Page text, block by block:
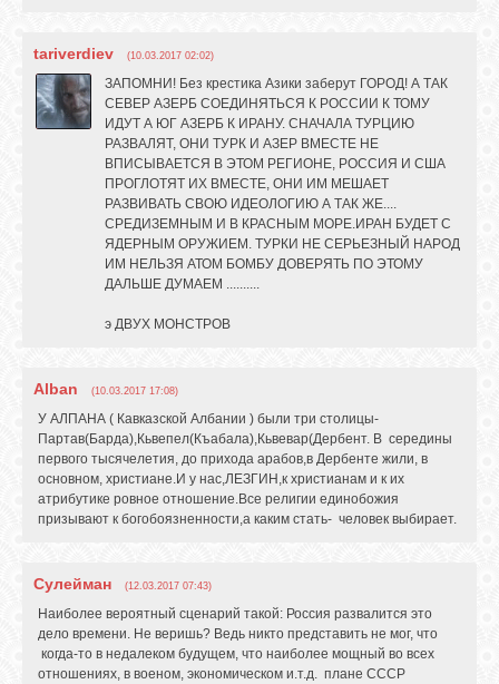
tariverdiev (10.03.2017 02:02)
ЗАПОМНИ! Без крестика Азики заберут ГОРОД! А ТАК
СЕВЕР АЗЕРБ СОЕДИНЯТЬСЯ К РОССИИ К ТОМУ
ИДУТ А ЮГ АЗЕРБ К ИРАНУ. СНАЧАЛА ТУРЦИЮ
РАЗВАЛЯТ, ОНИ ТУРК И АЗЕР ВМЕСТЕ НЕ
ВПИСЫВАЕТСЯ В ЭТОМ РЕГИОНЕ, РОССИЯ И США
ПРОГЛОТЯТ ИХ ВМЕСТЕ, ОНИ ИМ МЕШАЕТ
РАЗВИВАТЬ СВОЮ ИДЕОЛОГИЮ А ТАК ЖЕ....
СРЕДИЗЕМНЫМ И В КРАСНЫМ МОРЕ.ИРАН БУДЕТ С
ЯДЕРНЫМ ОРУЖИЕМ. ТУРКИ НЕ СЕРЬЕЗНЫЙ НАРОД
ИМ НЕЛЬЗЯ АТОМ БОМБУ ДОВЕРЯТЬ ПО ЭТОМУ
ДАЛЬШЕ ДУМАЕМ ..........
э ДВУХ МОНСТРОВ
Alban (10.03.2017 17:08)
У АЛПАНА ( Кавказской Албании ) были три столицы-
Партав(Барда),Кьвепел(Къабала),Кьвевар(Дербент. В середины
первого тысячелетия, до прихода арабов,в Дербенте жили, в
основном, христиане.И у нас,ЛЕЗГИН,к христианам и к их
атрибутике ровное отношение.Все религии единобожия
призывают к богобоязненности,а каким стать- человек выбирает.
Сулейман (12.03.2017 07:43)
Наиболее вероятный сценарий такой: Россия развалится это
дело времени. Не веришь? Ведь никто представить не мог, что
когда-то в недалеком будущем, что наиболее мощный во всех
отношениях, в военом, экономическом и.т.д. плане СССР